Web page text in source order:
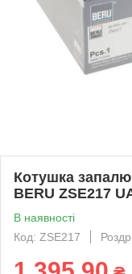
Котушка
BERU ZSE217
В наявності
Код: ZSE217